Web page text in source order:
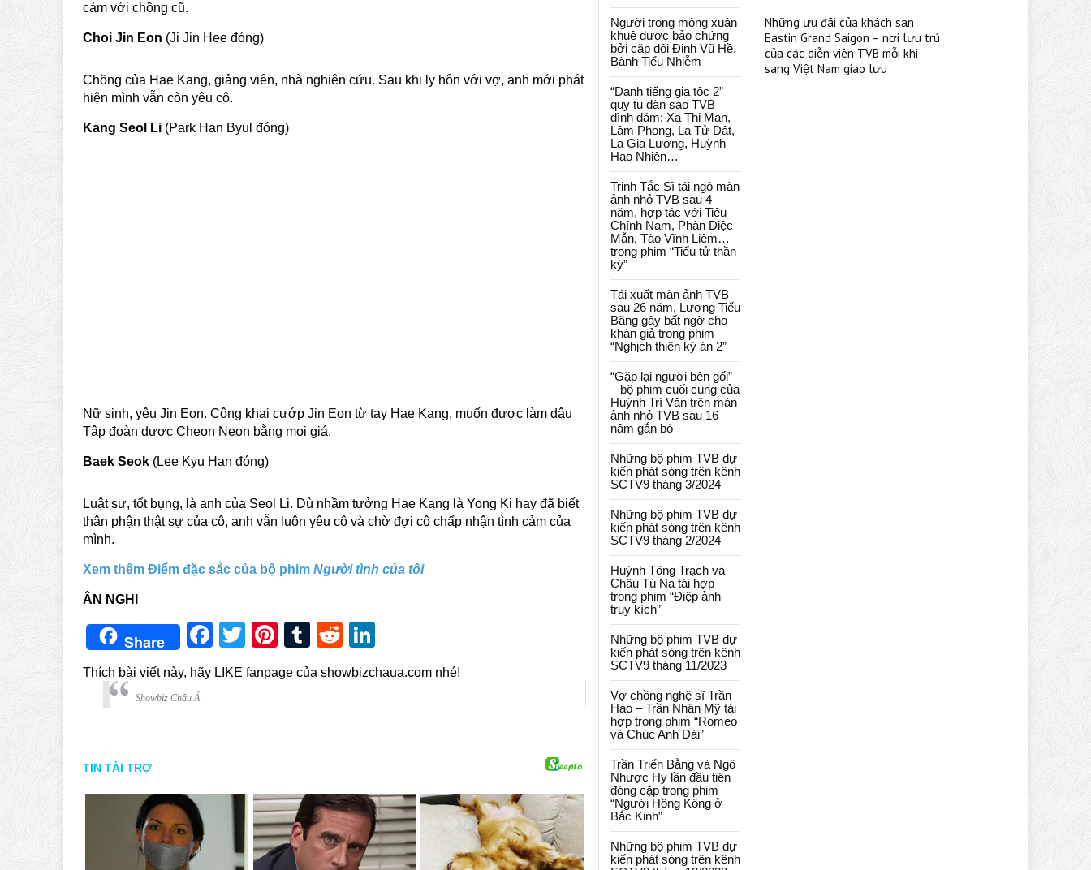
cảm với chồng cũ.
Choi Jin Eon (Ji Jin Hee đóng)
Chồng của Hae Kang, giảng viên, nhà nghiên cứu. Sau khi ly hôn với vợ, anh mới phát
hiện mình vẫn còn yêu cô.
Kang Seol Li (Park Han Byul đóng)
Nữ sinh, yêu Jin Eon. Công khai cướp Jin Eon từ tay Hae Kang, muốn được làm dâu
Tập đoàn dược Cheon Neon bằng mọi giá.
Baek Seok (Lee Kyu Han đóng)
Luật sư, tốt bụng, là anh của Seol Li. Dù nhầm tưởng Hae Kang là Yong Ki hay đã biết
thân phận thật sự của cô, anh vẫn luôn yêu cô và chờ đợi cô chấp nhận tình cảm của
mình.
Xem thêm Điểm đặc sắc của bộ phim Người tình của tôi
ÂN NGHI
Share Facebook
TwitterPinterest
TumblrReddit
Thích bài viết này, hãy LIKE fanpage của showbizchaua.com nhé!
Showbiz Châu Á
Người trong mộng xuân
khuê được bảo chứng
bởi cặp đôi Đinh Vũ Hề,
Bành Tiểu Nhiễm
“Danh tiếng gia tộc 2”
quy tụ dàn sao TVB
đình đám: Xa Thi Mạn,
Lâm Phong, La Tử Dật,
La Gia Lương, Huỳnh
Hạo Nhiên…
Trịnh Tắc Sĩ tái ngộ màn
ảnh nhỏ TVB sau 4
năm, hợp tác với Tiêu
Chính Nam, Phàn Diệc
Mẫn, Tào Vĩnh Liêm…
trong phim “Tiểu tử thần
kỳ”
Tái xuất màn ảnh TVB
sau 26 năm, Lương Tiểu
Băng gây bất ngờ cho
khán giả trong phim
“Nghịch thiên kỳ án 2”
“Gặp lại người bên gối”
– bộ phim cuối cùng của
Huỳnh Trí Văn trên màn
ảnh nhỏ TVB sau 16
năm gắn bó
Những bộ phim TVB dự
kiến phát sóng trên kênh
SCTV9 tháng 3/2024
Những bộ phim TVB dự
kiến phát sóng trên kênh
SCTV9 tháng 2/2024
Huỳnh Tông Trạch và
Châu Tú Na tái hợp
trong phim “Điệp ảnh
truy kích”
Những bộ phim TVB dự
kiến phát sóng trên kênh
SCTV9 tháng 11/2023
Vợ chồng nghệ sĩ Trần
Hào – Trần Nhân Mỹ tái
hợp trong phim “Romeo
và Chúc Anh Đài”
Trần Triển Bằng và Ngô
Nhược Hy lần đầu tiên
đóng cặp trong phim
“Người Hồng Kông ở
Bắc Kinh”
Những bộ phim TVB dự
kiến phát sóng trên kênh
Những ưu đãi của khách sạn
Eastin Grand Saigon – nơi lưu trú
của các diễn viên TVB mỗi khi
sang Việt Nam giao lưu